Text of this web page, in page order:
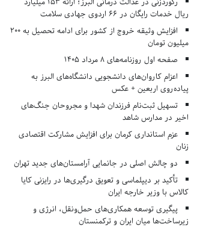
ریال خدمات رایگان در ۶۶ اردوی جهادی سلامت
افزایش وثیقه خروج از کشور برای ادامه تحصیل به ۲۰۰
میلیون تومان
صفحه اول روزنامه‌های 8 مرداد 1405
اعزام کاروان‌های دانشجویی دانشگاه‌های البرز به
پیاده‌روی اربعین + عکس
تسهیل ثبت‌نام فرزندان شهدا و مجروحان جنگ‌های
اخیر در مدارس شاهد
عزم استانداری کرمان برای افزایش مشارکت اقتصادی
زنان
دو چالش اصلی در جانمایی آرامستان‌های جدید تهران
تأکید بر دیپلماسی و تعویق درگیری‌ها در رایزنی کایا
کالاس با وزیر خارجه ایران
پیگیری توسعه همکاری‌های حمل‌ونقل، انرژی و
زیرساخت‌ها میان ایران و ترکمنستان